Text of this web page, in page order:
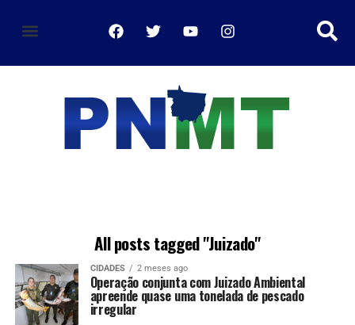
All posts tagged "Juizado"
CIDADES 2 meses ago
Operação conjunta com Juizado Ambiental
apreende quase uma tonelada de pescado
irregular